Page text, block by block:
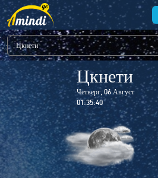
Цкнети
Четверг, 06 Август
01:35:40